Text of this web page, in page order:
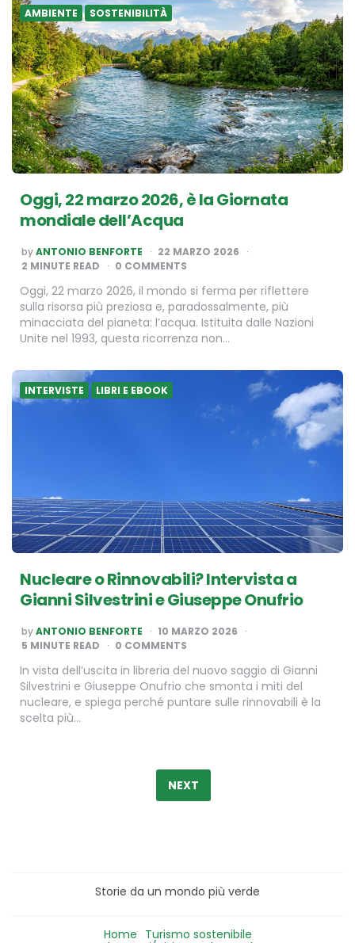
AMBIENTE SOSTENIBILITÀ
Oggi, 22 marzo 2026, è la Giornata
mondiale dell’Acqua
POSTED
BY
byANTONIO BENFORTE
22 MARZO 2026
2 MINUTE READ 0 COMMENTS
Oggi, 22 marzo 2026, il mondo si ferma per riflettere
sulla risorsa più preziosa e, paradossalmente, più
minacciata del pianeta: l’acqua. Istituita dalle Nazioni
Unite nel 1993, questa ricorrenza non…
INTERVISTE LIBRI E EBOOK
Nucleare o Rinnovabili? Intervista a
Gianni Silvestrini e Giuseppe Onufrio
POSTED
BY
byANTONIO BENFORTE
10 MARZO 2026
5 MINUTE READ 0 COMMENTS
In vista dell’uscita in libreria del nuovo saggio di Gianni
Silvestrini e Giuseppe Onufrio che smonta i miti del
nucleare, e spiega perché puntare sulle rinnovabili è la
scelta più…
NEXT
Storie da un mondo più verde
Home Turismo sostenibile